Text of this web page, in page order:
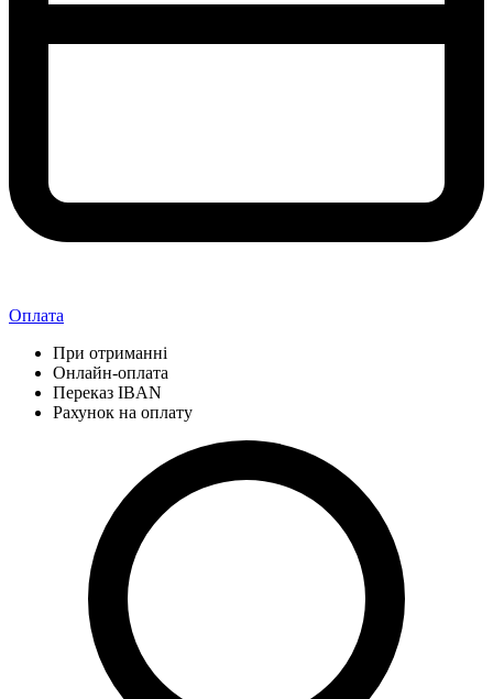
Оплата
При отриманні
Онлайн-оплата
Переказ IBAN
Рахунок на оплату